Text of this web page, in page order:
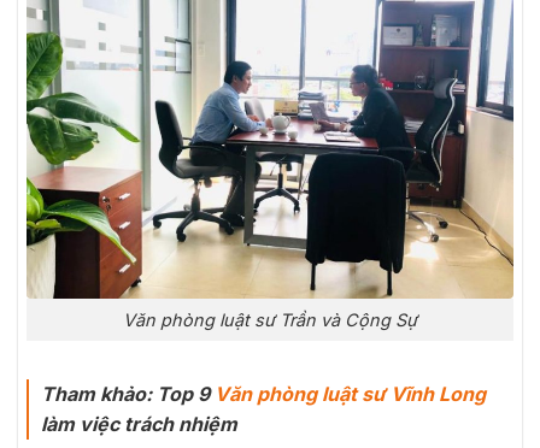
Văn phòng luật sư Trần và Cộng Sự
Tham khảo: Top 9 Văn phòng luật sư Vĩnh Long
làm việc trách nhiệm